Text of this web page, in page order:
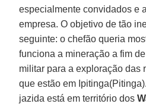
especialmente convidados e
empresa. O objetivo de tão
seguinte: o chefão queria
funciona a mineração a fim
militar para a exploração das
que estão em
jazida está em território dos